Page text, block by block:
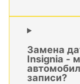
Замена
Insignia -
записи?